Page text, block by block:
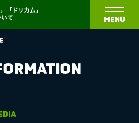
「ドリカム」
いて
MENU